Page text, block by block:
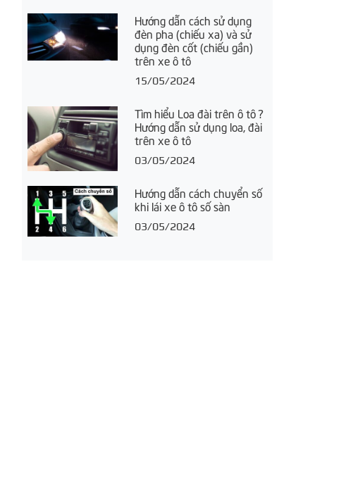
Hướng dẫn cách sử dụng
đèn pha (chiếu xa) và sử
dụng đèn cốt (chiếu gần)
trên xe ô tô
15/05/2024
Tìm hiểu Loa đài trên ô tô ?
Hướng dẫn sử dụng loa, đài
trên xe ô tô
03/05/2024
Hướng dẫn cách chuyển số
khi lái xe ô tô số sàn
03/05/2024